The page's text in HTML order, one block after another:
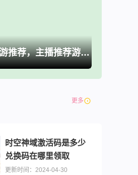
可以送代金卷的手游推荐，主播推荐游戏大全
更多
时空神域激活码是多少
兑换码在哪里领取
更新时间：2024-04-30